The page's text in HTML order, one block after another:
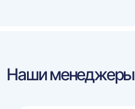
Наши менеджеры